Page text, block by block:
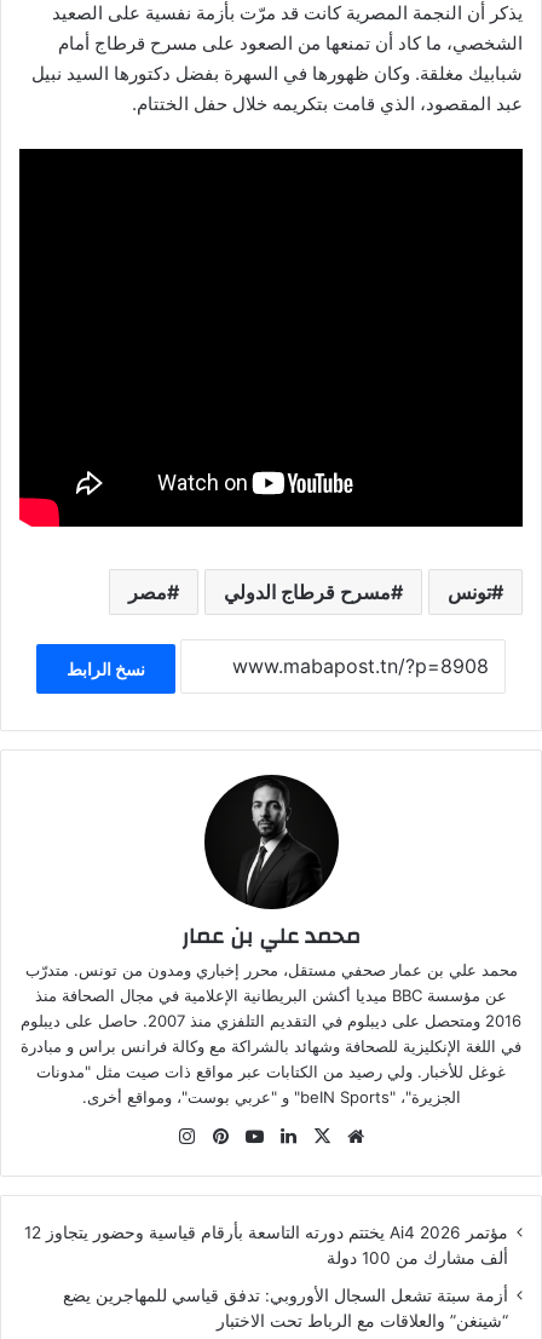
يذكر أن النجمة المصرية كانت قد مرّت بأزمة نفسية على الصعيد
الشخصي، ما كاد أن تمنعها من الصعود على مسرح قرطاج أمام
شبابيك مغلقة. وكان ظهورها في السهرة بفضل دكتورها السيد نبيل
عبد المقصود، الذي قامت بتكريمه خلال حفل الختتام.
تونس مسرح قرطاج الدولي مصر
نسخ الرابط
محمد علي بن عمار
محمد علي بن عمار صحفي مستقل، محرر إخباري ومدون من تونس. متدرّب
عن مؤسسة BBC ميديا أكشن البريطانية الإعلامية في مجال الصحافة منذ
2016 ومتحصل على ديبلوم في التقديم التلفزي منذ 2007. حاصل على ديبلوم
في اللغة الإنكليزية للصحافة وشهائد بالشراكة مع وكالة فرانس براس و مبادرة
غوغل للأخبار. ولي رصيد من الكتابات عبر مواقع ذات صيت مثل "مدونات
الجزيرة"، "beIN Sports" و "عربي بوست"، ومواقع أخرى.
موقع
‫X لينكدإن‫YouTubeبينتيريست
مؤتمر Ai4 2026 يختتم دورته التاسعة بأرقام قياسية وحضور يتجاوز 12
ألف مشارك من 100 دولة
أزمة سبتة تشعل السجال الأوروبي: تدفق قياسي للمهاجرين يضع
“شينغن” والعلاقات مع الرباط تحت الاختبار